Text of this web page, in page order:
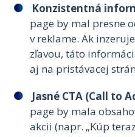
Konzistentná
page by mal presne
v reklame. Ak
zľavou, táto
aj na pristávacej
Jasné CTA (Call to
page by mala
akcii (napr. „Kúp